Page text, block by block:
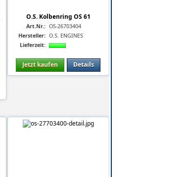
O.S. Kolbenring OS 61
Art.Nr.: OS-26703404
Hersteller: O.S. ENGINES
Lieferzeit:
Jetzt kaufen Details